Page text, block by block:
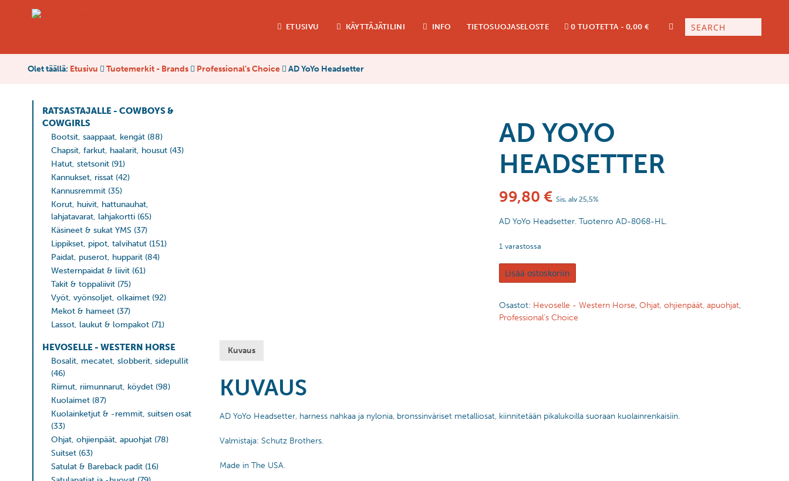
ETUSIVU KÄYTTÄJÄTILINI INFO TIETOSUOJASELOSTE 0 TUOTETTA 0,00 €
Olet täällä: Etusivu Tuotemerkit - Brands Professional’s Choice AD YoYo Headsetter
RATSASTAJALLE - COWBOYS &
COWGIRLS
Bootsit, saappaat, kengät (88)
Chapsit, farkut, haalarit, housut (43)
Hatut, stetsonit (91)
Kannukset, rissat (42)
Kannusremmit (35)
Korut, huivit, hattunauhat,
lahjatavarat, lahjakortti (65)
Käsineet & sukat YMS (37)
Lippikset, pipot, talvihatut (151)
Paidat, puserot, hupparit (84)
Westernpaidat & liivit (61)
Takit & toppaliivit (75)
Vyöt, vyönsoljet, olkaimet (92)
Mekot & hameet (37)
Lassot, laukut & lompakot (71)
HEVOSELLE - WESTERN HORSE
Bosalit, mecatet, slobberit, sidepullit
(46)
Riimut, riimunnarut, köydet (98)
Kuolaimet (87)
Kuolainketjut & -remmit, suitsen osat
(33)
Ohjat, ohjienpäät, apuohjat (78)
Suitset (63)
Satulat & Bareback padit (16)
AD YOYO
HEADSETTER
99,80 € Sis. alv 25,5%
AD YoYo Headsetter. Tuotenro AD-8068-HL.
1 varastossa
Lisää ostoskoriin
Osastot: Hevoselle - Western Horse, Ohjat, ohjienpäät, apuohjat,
Professional’s Choice
Kuvaus
KUVAUS
AD YoYo Headsetter, harness nahkaa ja nylonia, bronssinväriset metalliosat, kiinnitetään pikalukoilla suoraan kuolainrenkaisiin.
Valmistaja: Schutz Brothers.
Made in The USA.